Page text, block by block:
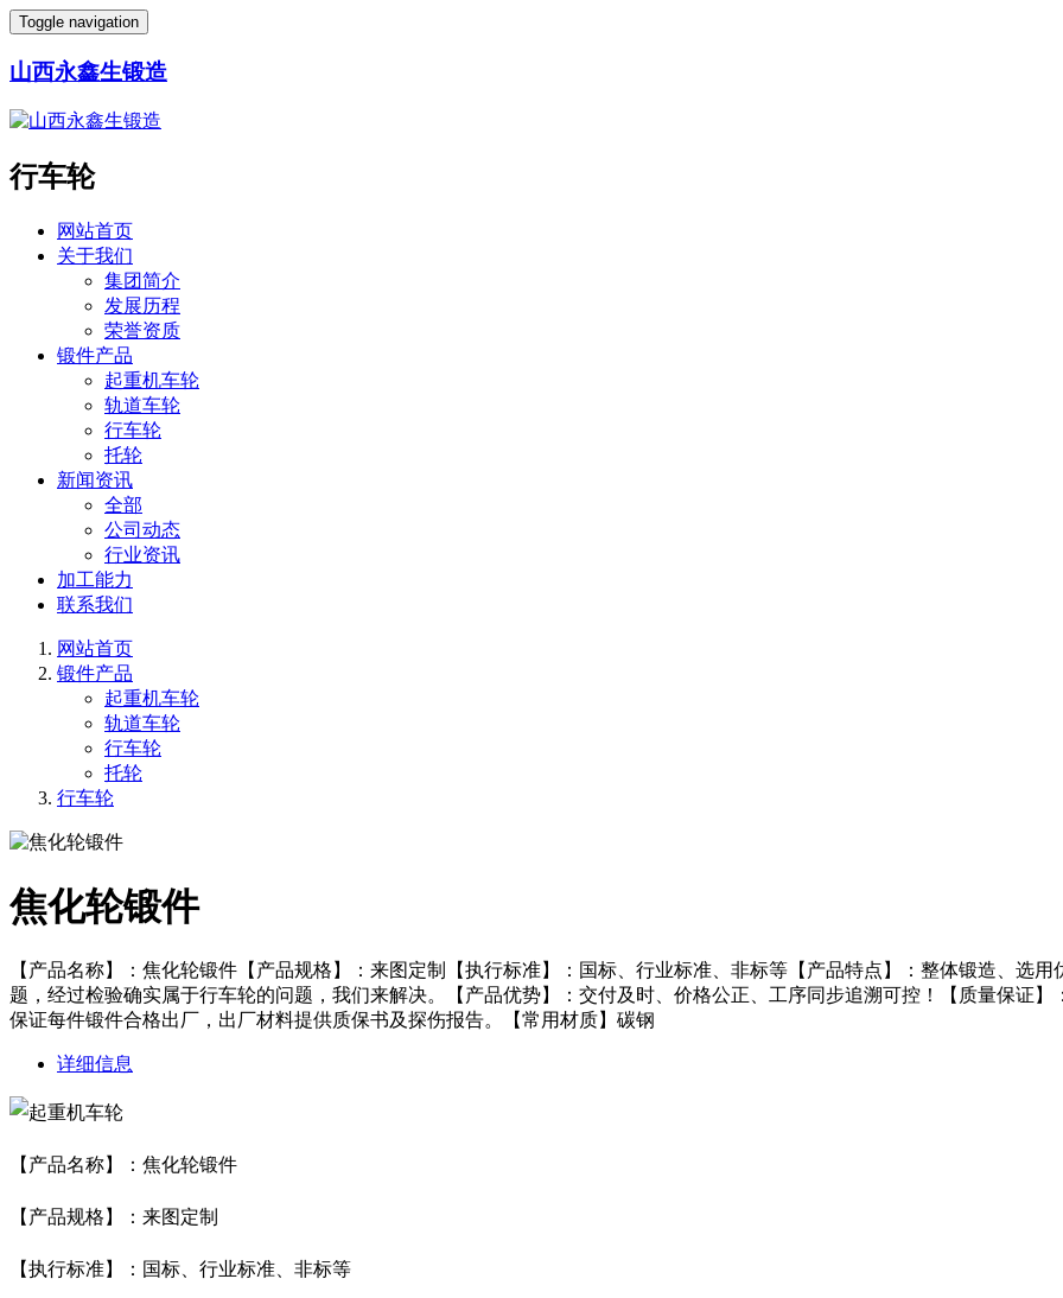
Toggle navigation
山西永鑫生锻造
行车轮
网站首页
关于我们
集团简介
发展历程
荣誉资质
锻件产品
起重机车轮
轨道车轮
行车轮
托轮
新闻资讯
全部
公司动态
行业资讯
加工能力
联系我们
网站首页
锻件产品
起重机车轮
轨道车轮
行车轮
托轮
行车轮
焦化轮锻件
【产品名称】：焦化轮锻件【产品规格】：来图定制【执行标准】：国标、行业标准、非标等【产品特点】：整体锻造、选
题，经过检验确实属于行车轮的问题，我们来解决。【产品优势】：交付及时、价格公正、工序同步追溯可控！【质量保证
保证每件锻件合格出厂，出厂材料提供质保书及探伤报告。【常用材质】碳钢
详细信息
【产品名称】：焦化轮锻件
【产品规格】：来图定制
【执行标准】：国标、行业标准、非标等